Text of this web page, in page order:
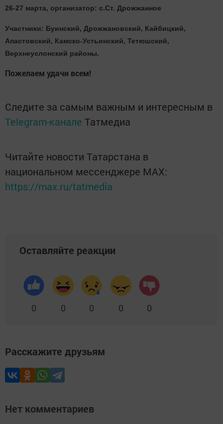
26-27 марта, организатор: с.Ст. Дрожжанное
Участники: Буинский, Дрожжановский, Кайбицкий,
Апастовский, Камско-Устьинский, Тетюшский,
Верхнеуслонский районы.
Пожелаем удачи всем!
Следите за самым важным и интересным в
Telegram-канале Татмедиа
Читайте новости Татарстана в
национальном мессенджере MАХ:
https://max.ru/tatmedia
Оставляйте реакции
0 0 0 0 0
Расскажите друзьям
Нет комментариев